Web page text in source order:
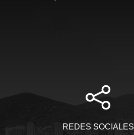
REDES SOCIALES